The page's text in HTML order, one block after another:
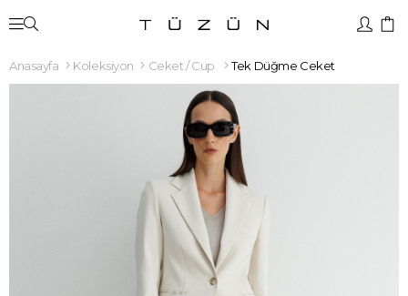
Anasayfa Koleksiyon Ceket / Cup Tek Düğme Ceket